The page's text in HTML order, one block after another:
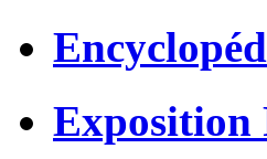
Exposition